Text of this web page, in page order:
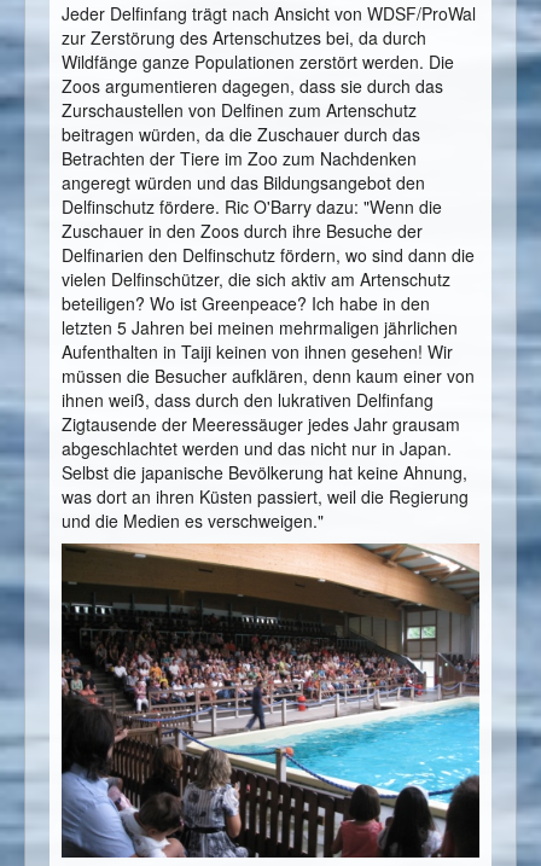
Jeder Delfinfang trägt nach Ansicht von WDSF/ProWal
zur Zerstörung des Artenschutzes bei, da durch
Wildfänge ganze Populationen zerstört werden. Die
Zoos argumentieren dagegen, dass sie durch das
Zurschaustellen von Delfinen zum Artenschutz
beitragen würden, da die Zuschauer durch das
Betrachten der Tiere im Zoo zum Nachdenken
angeregt würden und das Bildungsangebot den
Delfinschutz fördere. Ric O'Barry dazu: "Wenn die
Zuschauer in den Zoos durch ihre Besuche der
Delfinarien den Delfinschutz fördern, wo sind dann die
vielen Delfinschützer, die sich aktiv am Artenschutz
beteiligen? Wo ist Greenpeace? Ich habe in den
letzten 5 Jahren bei meinen mehrmaligen jährlichen
Aufenthalten in Taiji keinen von ihnen gesehen! Wir
müssen die Besucher aufklären, denn kaum einer von
ihnen weiß, dass durch den lukrativen Delfinfang
Zigtausende der Meeressäuger jedes Jahr grausam
abgeschlachtet werden und das nicht nur in Japan.
Selbst die japanische Bevölkerung hat keine Ahnung,
was dort an ihren Küsten passiert, weil die Regierung
und die Medien es verschweigen."